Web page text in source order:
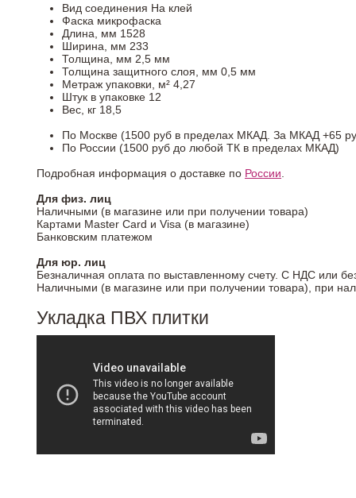
Вид соединения На клей
Фаска микрофаска
Длина, мм 1528
Ширина, мм 233
Толщина, мм 2,5 мм
Толщина защитного слоя, мм 0,5 мм
Метраж упаковки, м² 4,27
Штук в упаковке 12
Вес, кг 18,5
По Москве (1500 руб в пределах МКАД. За МКАД +65
По России (1500 руб до любой ТК в пределах МКАД)
Подробная информация о доставке по России
Для физ. лиц
Наличными (в магазине или при получении товара)
Картами Master Card и Visa (в магазине)
Банковским платежом
Для юр. лиц
Безналичная оплата по выставленному счету. С НДС или
Наличными (в магазине или при получении товара), при
Укладка ПВХ плитки